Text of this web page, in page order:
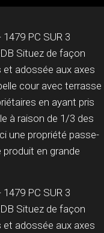
1479 PC SUR 3
Situez de façon
et adossée aux axes
cour avec terrasse
en ayant pris
à raison de 1/3 des
une propriété passe-
en grande
1479 PC SUR 3
Situez de façon
et adossée aux axes